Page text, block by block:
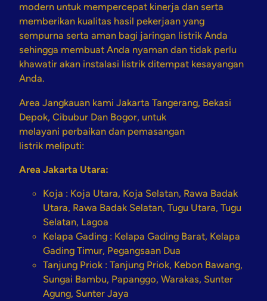
modern untuk mempercepat kinerja dan serta
memberikan kualitas hasil pekerjaan yang
sempurna serta aman bagi jaringan listrik Anda
sehingga membuat Anda nyaman dan tidak perlu
khawatir akan instalasi listrik ditempat kesayangan
Anda.
Area Jangkauan kami Jakarta Tangerang, Bekasi
Depok, Cibubur Dan Bogor, untuk
melayani perbaikan dan pemasangan
listrik meliputi:
Area Jakarta Utara:
Koja : Koja Utara, Koja Selatan, Rawa Badak
Utara, Rawa Badak Selatan, Tugu Utara, Tugu
Selatan, Lagoa
Kelapa Gading : Kelapa Gading Barat, Kelapa
Gading Timur, Pegangsaan Dua
Tanjung Priok : Tanjung Priok, Kebon Bawang,
Sungai Bambu, Papanggo, Warakas, Sunter
Agung, Sunter Jaya